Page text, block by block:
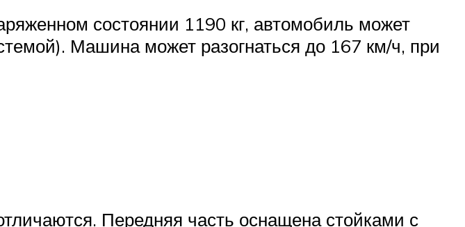
состоянии 1190 кг, автомобиль может
Машина может разогнаться до 167 км/ч, при
Передняя часть оснащена стойками с